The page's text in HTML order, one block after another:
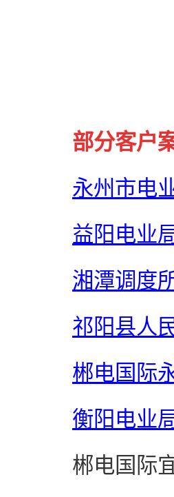
部分客户
永州市电
益阳电业
湘潭调度
祁阳县人
郴电国际
衡阳电业
郴电国际